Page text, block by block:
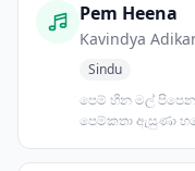
Pem Heena
Kavindya
Sindu
පෙම් හීන මල්
පෙම්කතා ඇසුණා